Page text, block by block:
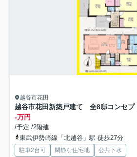
越谷市花田
-万円
/予定 /2階建
東武伊勢崎線「北越谷」駅 徒歩27分
駐車2台可 閑静な住宅地
公共下水